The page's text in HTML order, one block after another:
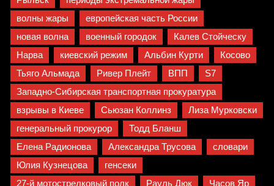
волны жары
европейская часть России
новая волна
военный городок
Калев Стойческу
Нарва
киевский режим Альбин Курти
Косово
Тьяго Альмада
Ривер Плейт ВПП
S7
Западно-Сибирская транспортная прокуратура
взрывы в Киеве
Сьюзан Коллинз
Лиза Мурковски
генеральный прокурор
Тодд Бланш
Елена Радионова
Александра Трусова
словари
Юлия Кузнецова
генсеки
27-й мотострелковый полк
Рауль Дюк
Часов Яр